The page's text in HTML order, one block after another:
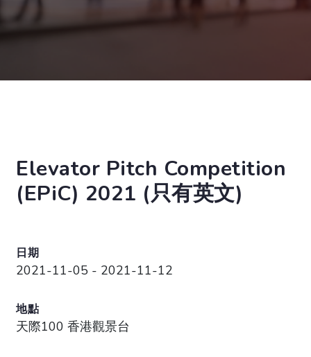
Elevator Pitch Competition
(EPiC) 2021 (只有英文)
日期
2021-11-05 - 2021-11-12
地點
天際100 香港觀景台